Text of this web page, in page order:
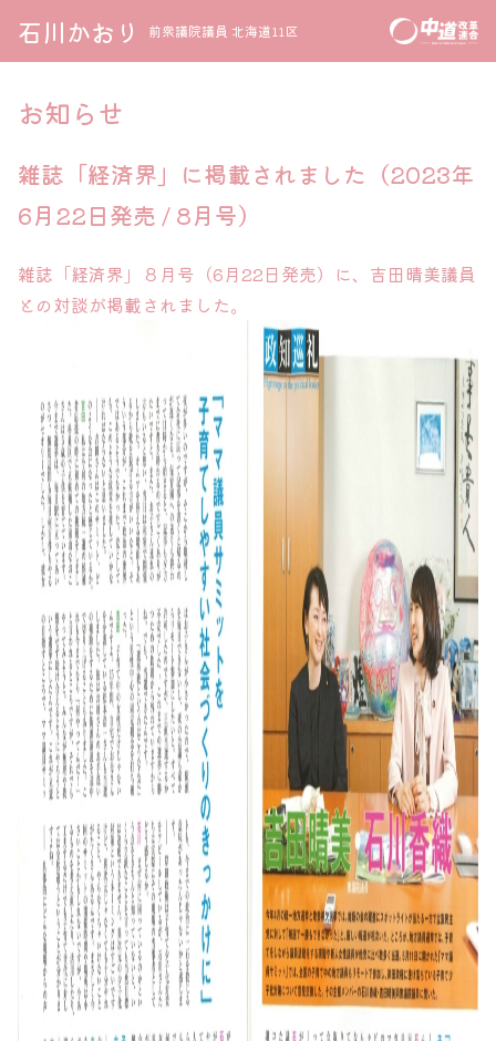
石川かおり 前衆議院議員 北海道11区
お知らせ
雑誌「経済界」に掲載されました（2023年
6月22日発売 / 8月号）
雑誌「経済界」８月号（6月22日発売）に、吉田晴美議員
との対談が掲載されました。